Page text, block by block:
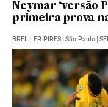
Neymar ‘versão
primeira prova
BREILLER PIRES | São Paulo |